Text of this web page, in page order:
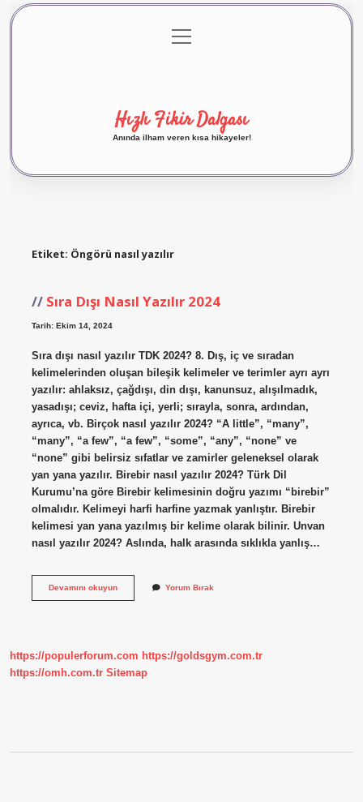
Gizlilik Politikası
menüyü
aç
Hızlı Fikir Dalgası
Anında ilham veren kısa hikayeler!
Etiket: Öngörü nasıl yazılır
Sıra Dışı Nasıl Yazılır 2024
Tarih: Ekim 14, 2024
Sıra dışı nasıl yazılır TDK 2024? 8. Dış, iç ve sıradan
kelimelerinden oluşan bileşik kelimeler ve terimler ayrı ayrı
yazılır: ahlaksız, çağdışı, din dışı, kanunsuz, alışılmadık,
yasadışı; ceviz, hafta içi, yerli; sırayla, sonra, ardından,
ayrıca, vb. Birçok nasıl yazılır 2024? “A little”, “many”,
“many”, “a few”, “a few”, “some”, “any”, “none” ve
“none” gibi belirsiz sıfatlar ve zamirler geleneksel olarak
yan yana yazılır. Birebir nasıl yazılır 2024? Türk Dil
Kurumu’na göre Birebir kelimesinin doğru yazımı “birebir”
olmalıdır. Kelimeyi harfi harfine yazmak yanlıştır. Birebir
kelimesi yan yana yazılmış bir kelime olarak bilinir. Unvan
nasıl yazılır 2024? Aslında, halk arasında sıklıkla yanlış…
Devamını okuyunSıra
Yorum Bırak
https://populerforum.com https://goldsgym.com.tr
https://omh.com.tr Sitemap